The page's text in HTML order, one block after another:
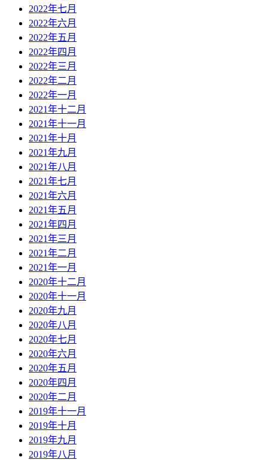
2022年七月
2022年六月
2022年五月
2022年四月
2022年三月
2022年二月
2022年一月
2021年十二月
2021年十一月
2021年十月
2021年九月
2021年八月
2021年七月
2021年六月
2021年五月
2021年四月
2021年三月
2021年二月
2021年一月
2020年十二月
2020年十一月
2020年九月
2020年八月
2020年七月
2020年六月
2020年五月
2020年四月
2020年二月
2019年十一月
2019年十月
2019年九月
2019年八月